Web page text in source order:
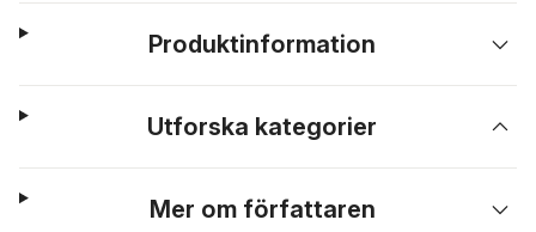
Produktinformation
Utforska kategorier
Mer om författaren